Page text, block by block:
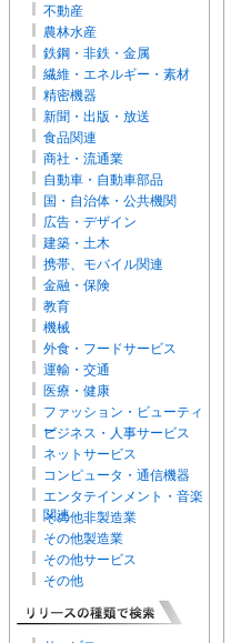
不動産
農林水産
鉄鋼・非鉄・金属
繊維・エネルギー・素材
精密機器
新聞・出版・放送
食品関連
商社・流通業
自動車・自動車部品
国・自治体・公共機関
広告・デザイン
建築・土木
携帯、モバイル関連
金融・保険
教育
機械
外食・フードサービス
運輸・交通
医療・健康
ファッション・ビューティ
ー
ビジネス・人事サービス
ネットサービス
コンピュータ・通信機器
エンタテインメント・音楽
関連
その他非製造業
その他製造業
その他サービス
その他